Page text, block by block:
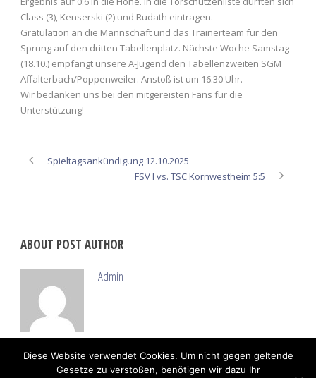
Class (3), Kenserski (2) und Rudath eintragen.
Gratulation an die Mannschaft und das Trainerteam für den
Sprung auf den dritten Tabellenplatz. Nächste Woche Samstag
(18.10.) empfängt unsere A-Jugend den Tabellenzweiten SGM
Affalterbach/Poppenweiler. Anstoß ist um 16.30 Uhr.
Wir bedanken uns bei den mitgereisten Fans für die
Unterstützung!
Spieltagsankündigung 12.10.2025
FSV I vs. TSC Kornwestheim 5:5
ABOUT POST AUTHOR
Admin
Diese Website verwendet Cookies. Um nicht gegen geltende
Gesetze zu verstoßen, benötigen wir dazu Ihr